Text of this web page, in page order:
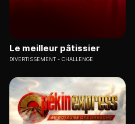
Le meilleur pâtissier
DIVERTISSEMENT CHALLENGE